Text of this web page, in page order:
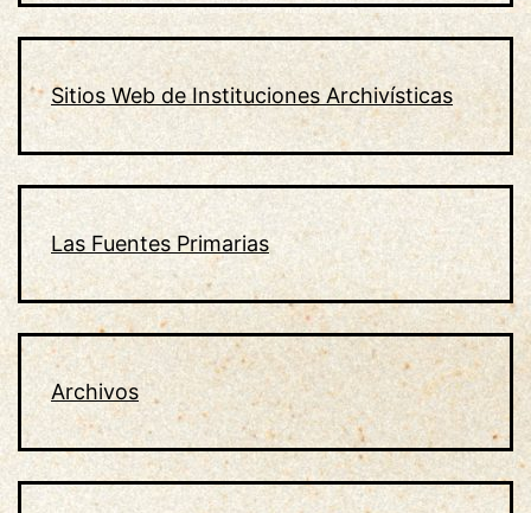
Sitios Web de Instituciones Archivísticas
Las Fuentes Primarias
Archivos